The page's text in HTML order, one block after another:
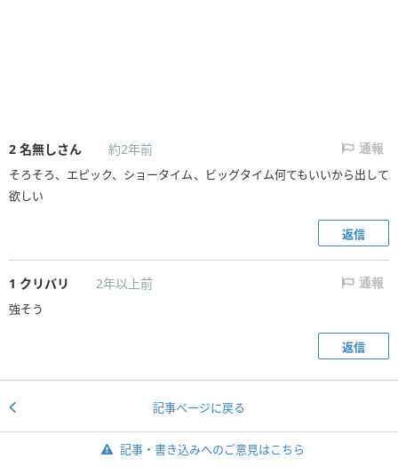
2 名無しさん 約2年前 通報
そろそろ、エピック、ショータイム、ビッグタイム何てもいいから出して
欲しい
返信
1 クリバリ 2年以上前 通報
強そう
返信
記事ページに戻る
記事・書き込みへのご意見はこちら